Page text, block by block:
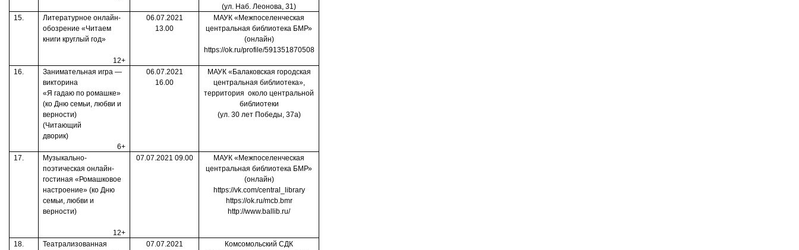
(ул. Наб. Леонова, 31)
15.
Литературное онлайн-
обозрение «Читаем
книги круглый год»
12+
06.07.2021
13.00
МАУК «Межпоселенческая
центральная библиотека БМР»
(онлайн)
https://ok.ru/profile/591351870508
16.
Занимательная игра —
викторина
«Я гадаю по ромашке»
(ко Дню семьи, любви и
верности)
(Читающий
дворик)
6+
06.07.2021
16.00
МАУК «Балаковская городская
центральная библиотека»,
территория около центральной
библиотеки
(ул. 30 лет Победы, 37а)
17.
Музыкально-
поэтическая онлайн-
гостиная «Ромашковое
настроение» (ко Дню
семьи, любви и
верности)
12+
07.07.2021 09.00
МАУК «Межпоселенческая
центральная библиотека БМР»
(онлайн)
https://vk.com/central_library
https://ok.ru/mcb.bmr
http://www.ballib.ru/
18.
Театрализованная
07.07.2021
Комсомольский СДК